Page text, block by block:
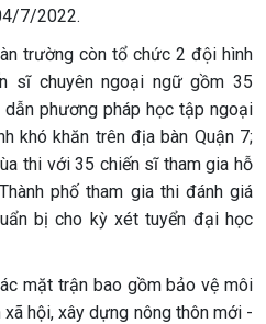
7/2022.
trường còn tổ chức 2 đội hình
sĩ chuyên ngoại ngữ gồm 35
phương pháp học tập ngoại
khó khăn trên địa bàn Quận 7;
thi với 35 chiến sĩ tham gia hỗ
phố tham gia thi đánh giá
bị cho kỳ xét tuyển đại học
mặt trận bao gồm bảo vệ môi
hội, xây dựng nông thôn mới -